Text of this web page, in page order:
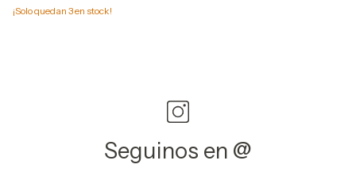
¡Solo quedan 3en stock!
Seguinos en @